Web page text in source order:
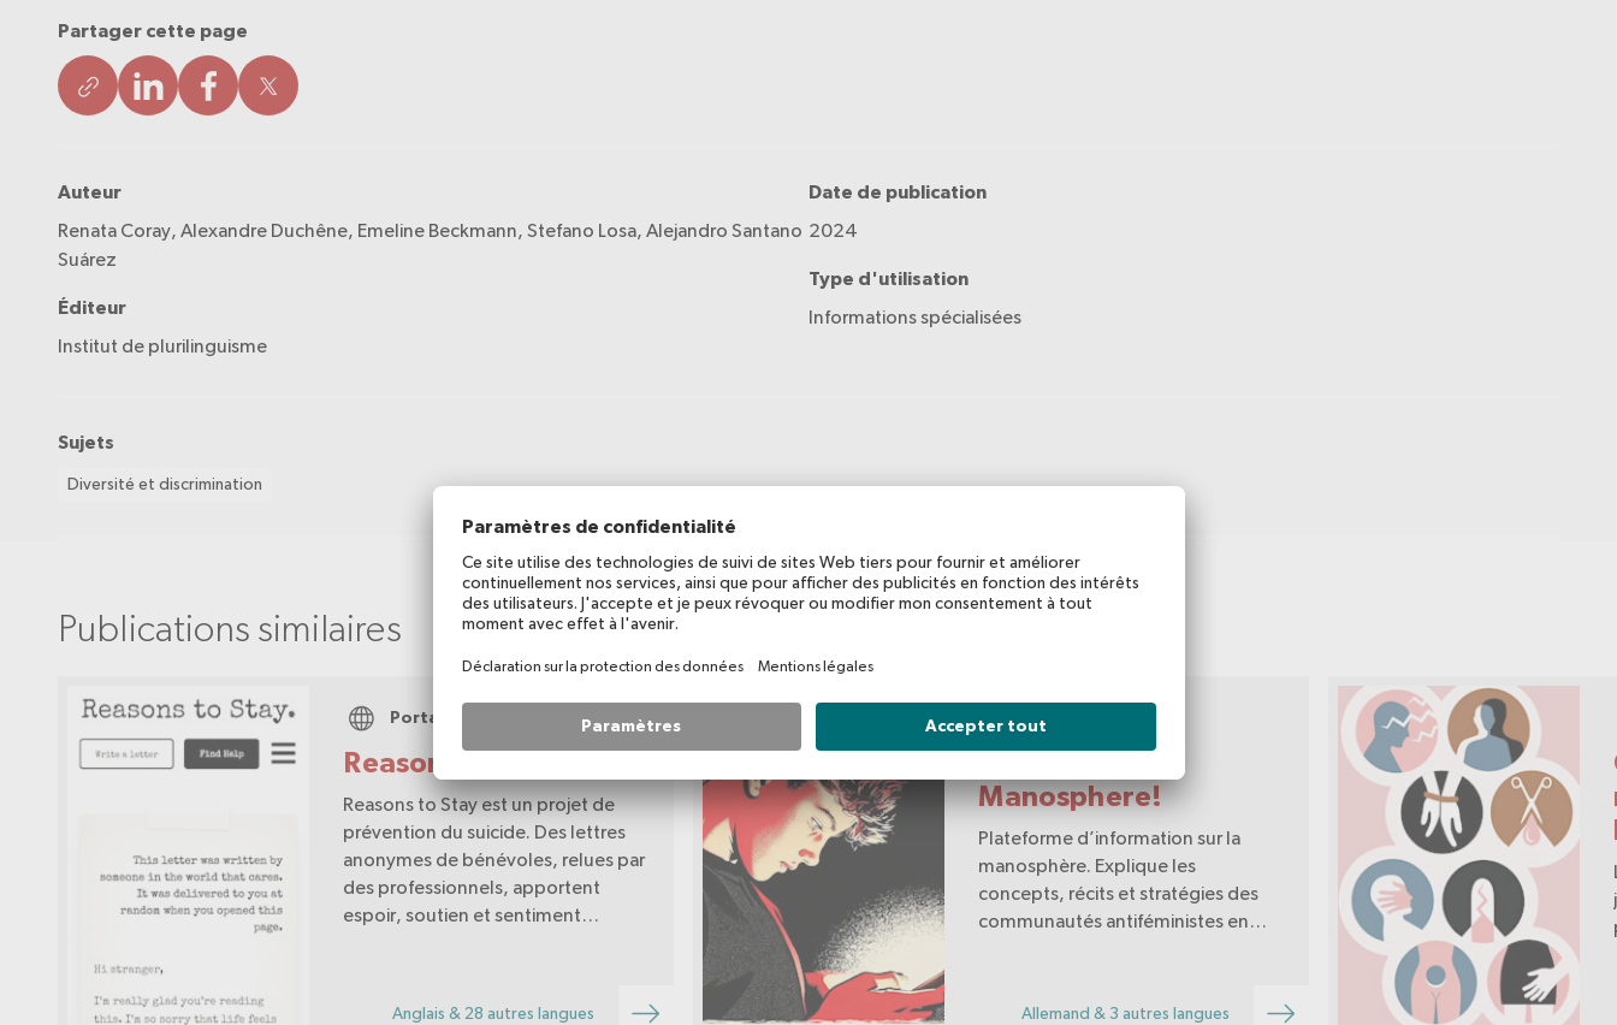
Partager cette page
Auteur
Renata Coray, Alexandre Duchêne, Emeline Beckmann, Stefano Losa, Alejandro Santano
Suárez
Éditeur
Institut de plurilinguisme
Date de publication
2024
Type d'utilisation
Informations spécialisées
Sujets
Diversité et discrimination
Publications similaires
Reasons to Stay.
Portail web
Reasons to Stay est un projet de
prévention du suicide. Des lettres
anonymes de bénévoles, relues par
des professionnels, apportent
espoir, soutien et sentiment
Anglais & 28 autres langues
Manosphere!
Portail web
Plateforme d’information sur la
manosphère. Explique les
concepts, récits et stratégies des
communautés antiféministes en
comprendre et prévenir les
Allemand & 3 autres langues